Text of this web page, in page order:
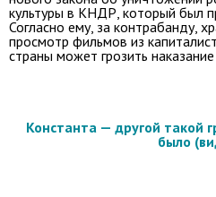
культуры в КНДР, который был
Согласно ему, за контрабанду,
просмотр фильмов из
страны может грозить
Константа — другой такой
было